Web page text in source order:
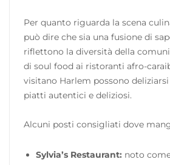
Per quanto riguarda la scena
può dire che sia una fusione di
riflettono la diversità della
di soul food ai ristoranti afro-
visitano Harlem possono
piatti autentici e deliziosi.
Alcuni posti consigliati dove
Sylvia’s Restaurant: noto